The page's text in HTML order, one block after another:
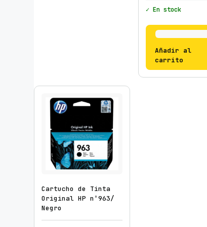
✓ En stock
Añadir al
carrito
Cartucho de Tinta
Original HP nº963/
Negro